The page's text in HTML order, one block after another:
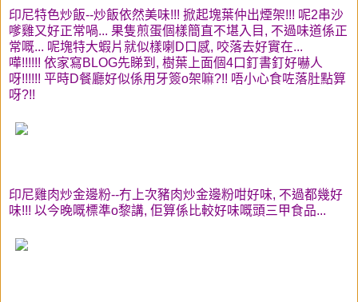
印尼特色炒飯--炒飯依然美味!!! 掀起塊葉仲出煙架!!! 呢2串沙
嗲雞又好正常喎... 果隻煎蛋個樣簡直不堪入目, 不過味道係正
常嘅... 呢塊特大蝦片就似樣喇D口感, 咬落去好實在...
嘩!!!!!! 依家寫BLOG先睇到, 樹葉上面個4口釘書釘好嚇人
呀!!!!!! 平時D餐廳好似係用牙簽o架嘛?!! 唔小心食咗落肚點算
呀?!!
印尼雞肉炒金邊粉--冇上次豬肉炒金邊粉咁好味, 不過都幾好
味!!! 以今晚嘅標準o黎講, 佢算係比較好味嘅頭三甲食品...